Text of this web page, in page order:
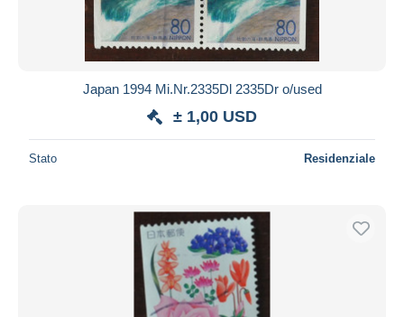
Japan 1994 Mi.Nr.2335Dl 2335Dr o/used
± 1,00 USD
Stato Residenziale